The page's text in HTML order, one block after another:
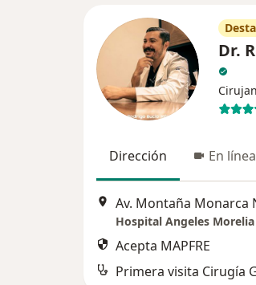
Dr.
Dirección En línea
Hospital Angeles Morelia
Acepta MAPFRE
Primera visita Cirugía